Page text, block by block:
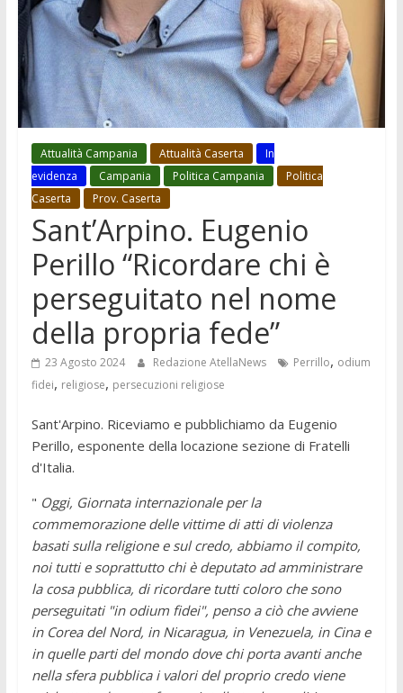
Attualità Campania Attualità Caserta
In
evidenza
Campania Politica Campania
Politica
Caserta
Prov. Caserta
Sant’Arpino. Eugenio
Perillo “Ricordare chi è
perseguitato nel nome
della propria fede”
23 Agosto 2024 Redazione AtellaNews Perrillo, odium
fidei, religiose, persecuzioni religiose
Sant'Arpino. Riceviamo e pubblichiamo da Eugenio
Perillo, esponente della locazione sezione di Fratelli
d'Italia.
" Oggi, Giornata internazionale per la
commemorazione delle vittime di atti di violenza
basati sulla religione e sul credo, abbiamo il compito,
noi tutti e soprattutto chi è deputato ad amministrare
la cosa pubblica, di ricordare tutti coloro che sono
perseguitati "in odium fidei", penso a ciò che avviene
in Corea del Nord, in Nicaragua, in Venezuela, in Cina e
in quelle parti del mondo dove chi porta avanti anche
nella sfera pubblica i valori del proprio credo viene